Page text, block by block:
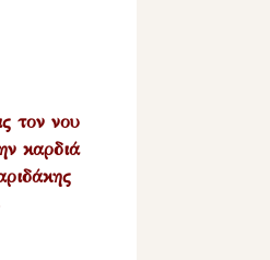
τον νου
καρδιά